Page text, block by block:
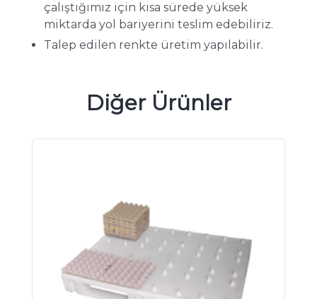
çalıştığımız için kısa sürede yüksek
miktarda yol bariyerini teslim edebiliriz.
Talep edilen renkte üretim yapılabilir.
Diğer Ürünler